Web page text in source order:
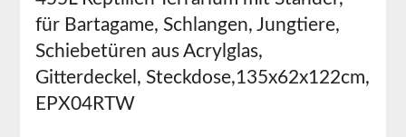
für Bartagame, Schlangen, Jungtiere,
‍Schiebetüren ‌aus Acrylglas,
Gitterdeckel, Steckdose,135x62x122cm,
EPX04RTW